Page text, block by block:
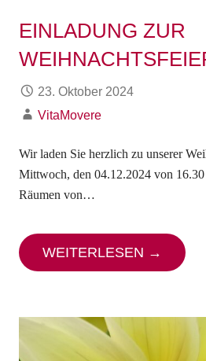
EINLADUNG ZUR
23. Oktober 2024
VitaMovere
Wir laden Sie herzlich zu unserer
Mittwoch, den 04.12.2024 von
Räumen von…
WEITERLESEN →